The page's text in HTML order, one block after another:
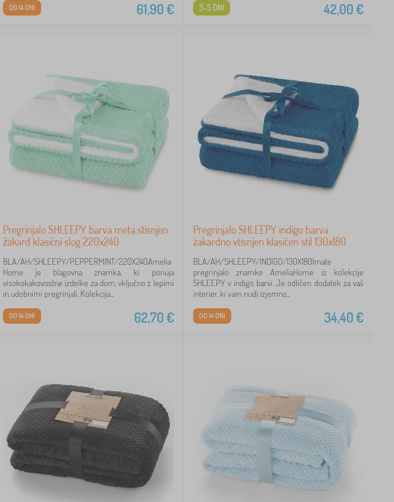
61,90€
DO 14 DNI 42,00€
3-5 DNI
Pregrinjalo SHLEEPY barva meta stisnjen
žakard klasični slog 220x240
BLA/AH/SHLEEPY/PEPPERMINT/220X240Amelia
Home je blagovna znamka, ki ponuja
visokokakovostne izdelke za dom, vključno z lepimi
in udobnimi pregrinjali. Kolekcija...
62,70€
DO 14 DNI
Pregrinjalo SHLEEPY indigo barva
žakardno vtisnjen klasičen stil 130x180
BLA/AH/SHLEEPY/INDIGO/130X180Imate
pregrinjalo znamke AmeliaHome iz kolekcije
SHLEEPY v indigo barvi. Je odličen dodatek za vaš
interier, ki vam nudi izjemno...
34,40€
DO 14 DNI